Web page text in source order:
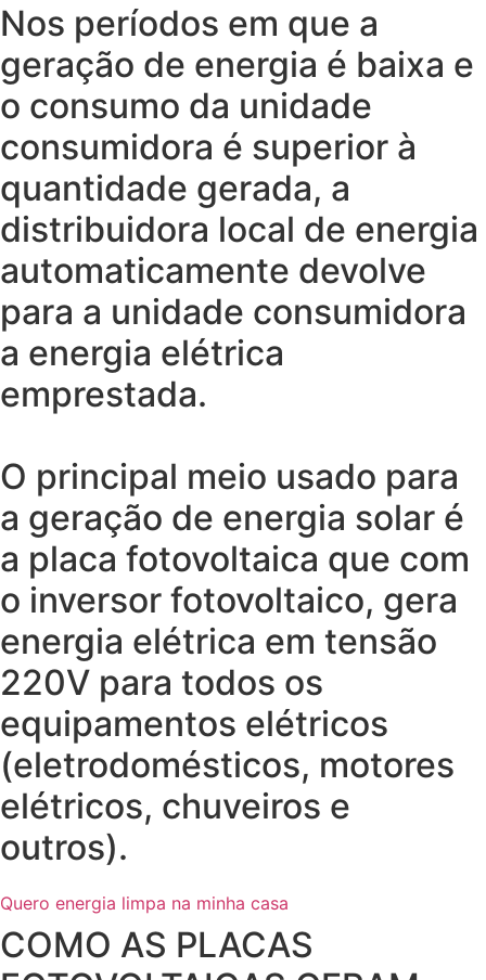
Nos períodos em que a
geração de energia é baixa e
o consumo da unidade
consumidora é superior à
quantidade gerada, a
distribuidora local de energia
automaticamente devolve
para a unidade consumidora
a energia elétrica
emprestada.
O principal meio usado para
a geração de energia solar é
a placa fotovoltaica que com
o inversor fotovoltaico, gera
energia elétrica em tensão
220V para todos os
equipamentos elétricos
(eletrodomésticos, motores
elétricos, chuveiros e
outros).
Quero energia limpa na minha casa
COMO AS PLACAS